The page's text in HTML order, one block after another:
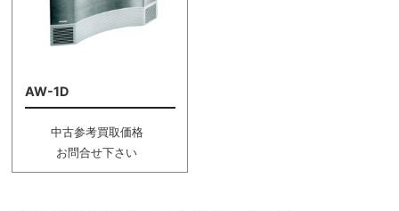
AW-1D
中古参考買取価格
お問合せ下さい